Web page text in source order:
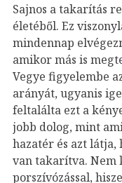
Sajnos a takarítás
életéből. Ez
mindennap
amikor más is
Vegye figyelembe
arányát, ugyanis
feltalálta ezt a
jobb dolog, mint
hazatér és azt látja,
van takarítva. Nem
porszívózással,